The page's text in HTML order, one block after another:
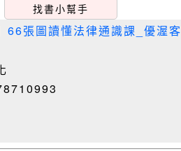
找書小幫手
66張圖讀懂法律通識課_優渥客